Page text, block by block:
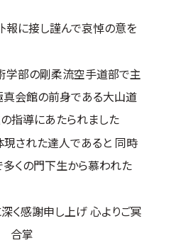
会館の概要
員会紹介
空手道連盟について
せ
からのお知らせ
からのお知らせ
大会
記録
規則
報に接し謹んで哀悼の意を
学部の剛柔流空手道部で主
真会館の前身である大山道
指導にあたられました
された達人であると 同時
くの門下生から慕われた
く感謝申し上げ 心よりご冥
合掌